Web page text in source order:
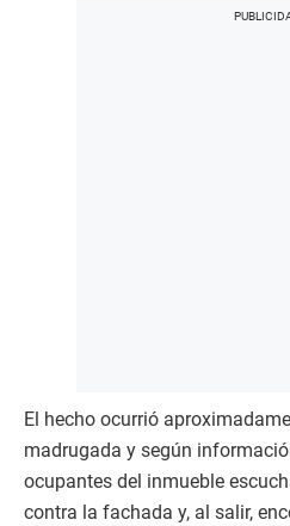
El hecho ocurrió
madrugada y según
ocupantes del inmueble
contra la fachada y, al salir,